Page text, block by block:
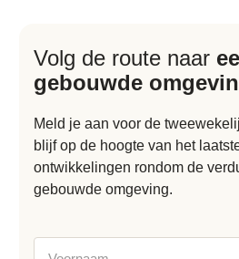
Volg de route naar
gebouwde
Meld je aan voor de
blijf op de hoogte van het
ontwikkelingen rondom de
gebouwde omgeving.